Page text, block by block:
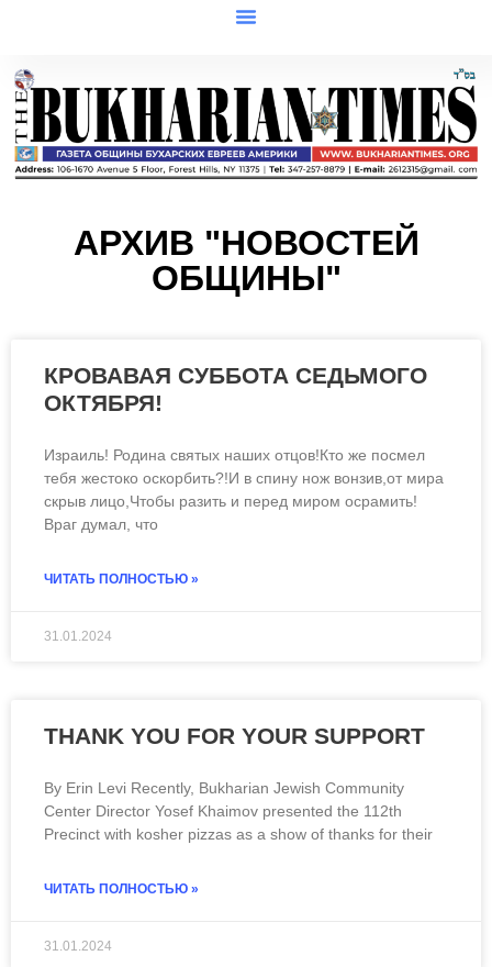
АРХИВ "НОВОСТЕЙ
ОБЩИНЫ"
КРОВАВАЯ СУББОТА CЕДЬМОГО
ОКТЯБРЯ!
Израиль! Родина святых наших отцов!Кто же посмел
тебя жестоко оскорбить?!И в спину нож вонзив,от мира
скрыв лицо,Чтобы разить и перед миром осрамить!
Враг думал, что
ЧИТАТЬ ПОЛНОСТЬЮ »
31.01.2024
THANK YOU FOR YOUR SUPPORT
By Erin Levi Recently, Bukharian Jewish Community
Center Director Yosef Khaimov presented the 112th
Precinct with kosher pizzas as a show of thanks for their
ЧИТАТЬ ПОЛНОСТЬЮ »
31.01.2024